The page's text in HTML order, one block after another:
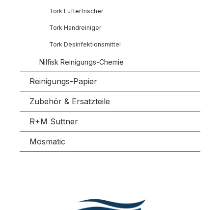
Tork Lufterfrischer
Tork Handreiniger
Tork Desinfektionsmittel
Nilfisk Reinigungs-Chemie
Reinigungs-Papier
Zubehör & Ersatzteile
R+M Suttner
Mosmatic